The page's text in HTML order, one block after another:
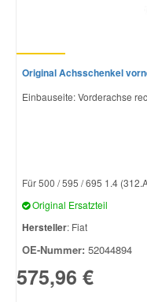
Original Achsschenkel
Einbauseite: Vorderachse
Für 500 / 595 / 695 1.4
Original Ersatzteil
Hersteller: Fiat
OE-Nummer: 52044894
575,96 €